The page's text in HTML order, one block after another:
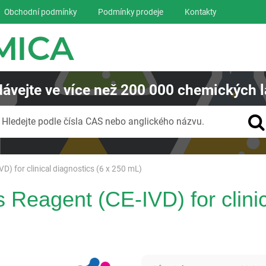
for clinical diagnostics (6 x 250 mL)
Reagent (CE-IVD) for
Panreac AppliChem
Obchodní podmínky Podmínky prodeje Kontakty
ve více než200 000 chemických
Hledejte podle čísla CAS nebo anglického názvu.